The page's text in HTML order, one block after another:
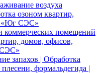
воздуха
озоном квартир,
«Юг СЭС»
помещений
домов, офисов,
запахов | Обработка
формальдегида |